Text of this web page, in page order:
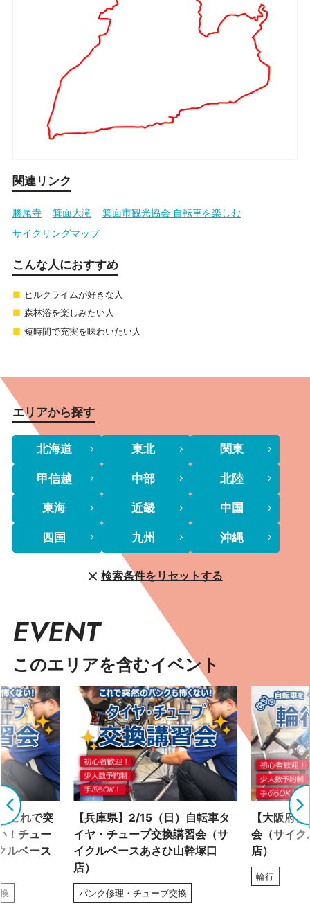
関連リンク
勝尾寺 箕面大滝
箕面市観光協会 自転車を楽しむ
サイクリングマップ
こんな人におすすめ
ヒルクライムが好きな人
森林浴を楽しみたい人
短時間で充実を味わいたい人
エリアから探す
北海道 東北 関東
甲信越 中部 北陸
東海 近畿 中国
四国 九州 沖縄
検索条件をリセットする
EVENT
このエリアを含むイベント
これで突
！チュー
ルベース
【兵庫県】2/15（日）自転車タ
イヤ・チューブ交換講習会（サ
イクルベースあさひ山幹塚口
店）
パンク修理・チューブ交換
【大阪府
会（サイク
店）
輪行